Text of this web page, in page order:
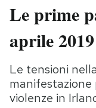
Italia
Politica
Tecnologia
Internet
Scienza
Le prime
aprile 2019
Le tensioni
manifestazione
violenze in